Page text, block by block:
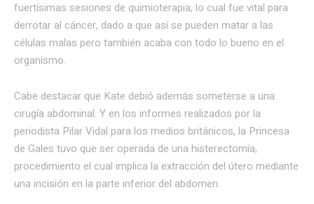
fuertísimas sesiones de quimioterapia, lo cual fue vital para
derrotar al cáncer, dado a que así se pueden matar a las
células malas pero también acaba con todo lo bueno en el
organismo.
Cabe destacar que Kate debió además someterse a una
cirugía abdominal. Y en los informes realizados por la
periodista Pilar Vidal para los medios británicos, la Princesa
de Gales tuvo que ser operada de una histerectomía,
procedimiento el cual implica la extracción del útero mediante
una incisión en la parte inferior del abdomen.